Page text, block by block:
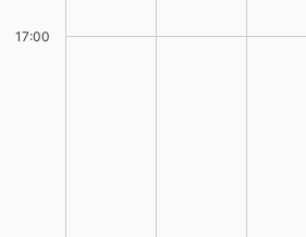
17:00